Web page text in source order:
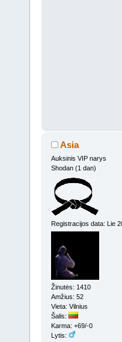
Asia
Auksinis VIP narys
Shodan (1 dan)
Registracijos data: Lie
Žinutės: 1410
Amžius: 52
Vieta: Vilnius
Šalis:
Karma: +69/-0
Lytis: